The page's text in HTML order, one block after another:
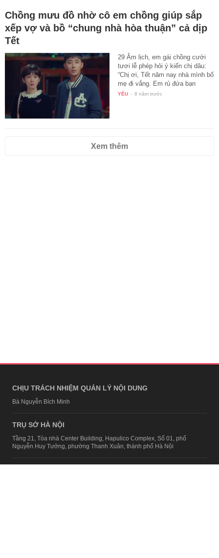
Chồng mưu đồ nhờ cô em chồng giúp sắp
xếp vợ và bồ “chung nhà hòa thuận” cả dịp
Tết
29 Âm lịch, em gái chồng cười
tươi lễ phép hỏi ý kiến chị dâu:
“Chị ơi, Tết năm nay nhà mình bố
mẹ đi vắng. Em rủ đứa bạn
thân…
YÊU - 8 năm trước
Xem thêm
CHỊU TRÁCH NHIỆM QUẢN LÝ NỘI DUNG
Bà Nguyễn Bích Minh
TRỤ SỞ HÀ NỘI
Tầng 21, Tòa nhà Center Building, Hapulico Complex, Số 01, phố
Nguyễn Huy Tưởng, phường Thanh Xuân, thành phố Hà Nội